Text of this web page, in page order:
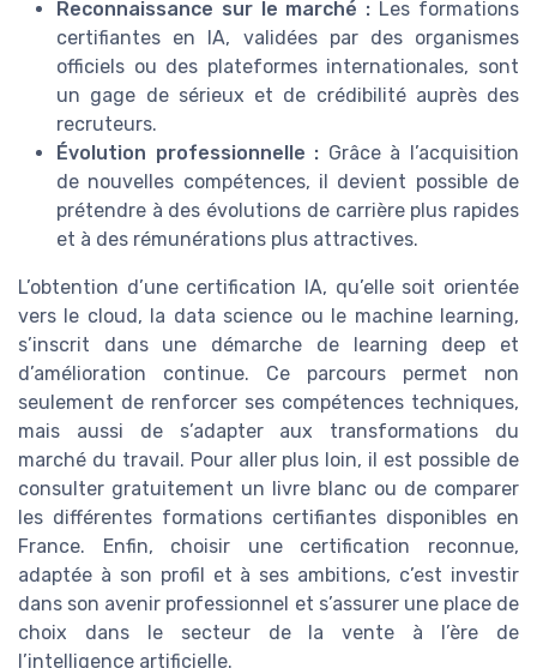
Reconnaissance sur le marché : Les formations
certifiantes en IA, validées par des organismes
officiels ou des plateformes internationales, sont
un gage de sérieux et de crédibilité auprès des
recruteurs.
Évolution professionnelle : Grâce à l’acquisition
de nouvelles compétences, il devient possible de
prétendre à des évolutions de carrière plus rapides
et à des rémunérations plus attractives.
L’obtention d’une certification IA, qu’elle soit orientée
vers le cloud, la data science ou le machine learning,
s’inscrit dans une démarche de learning deep et
d’amélioration continue. Ce parcours permet non
seulement de renforcer ses compétences techniques,
mais aussi de s’adapter aux transformations du
marché du travail. Pour aller plus loin, il est possible de
consulter gratuitement un livre blanc ou de comparer
les différentes formations certifiantes disponibles en
France. Enfin, choisir une certification reconnue,
adaptée à son profil et à ses ambitions, c’est investir
dans son avenir professionnel et s’assurer une place de
choix dans le secteur de la vente à l’ère de
l’intelligence artificielle.